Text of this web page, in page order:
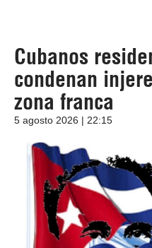
Cubanos
condenan
zona franca
5 agosto 2026 | 22:15